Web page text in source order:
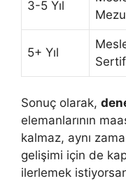
3-5 Yıl
5+ Yıl
Sonuç olarak,
elemanlarının
kalmaz, aynı
gelişimi için de
ilerlemek